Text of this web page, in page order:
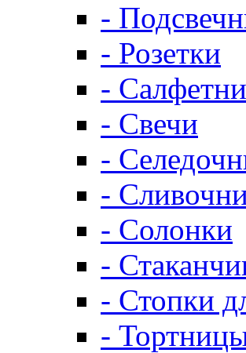
-
- Розетки
-
- Свечи
-
-
- Солонки
-
- Стопки
-